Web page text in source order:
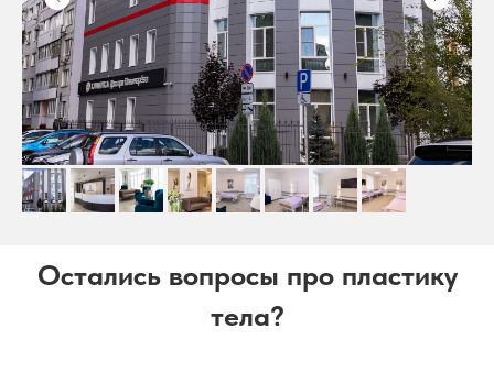
Остались вопросы про пластику
тела?